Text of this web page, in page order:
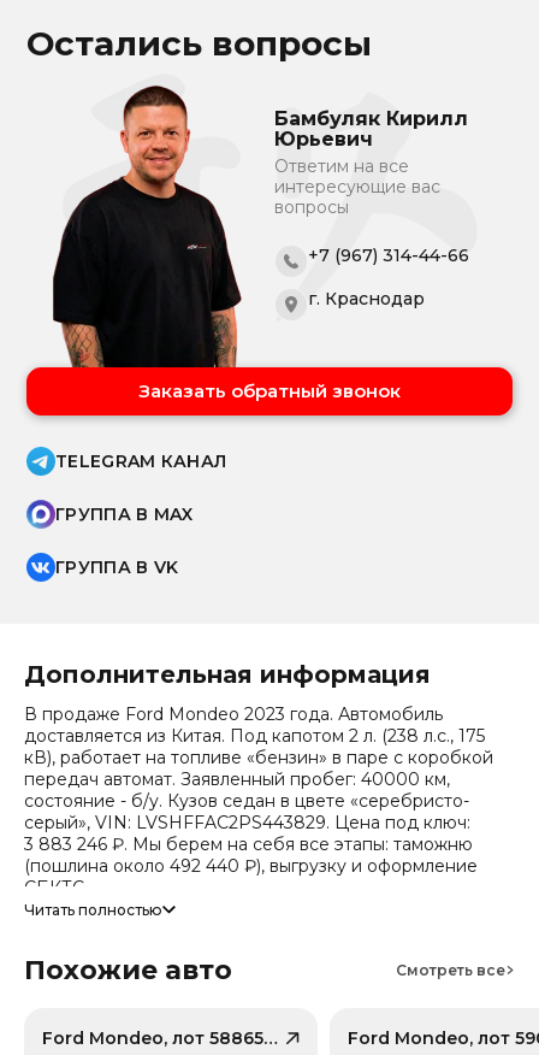
Остались вопросы
Бамбуляк Кирилл
Юрьевич
Ответим на все
интересующие вас
вопросы
+7 (967) 314-44-66
г. Краснодар
Заказать обратный звонок
TELEGRAM КАНАЛ
ГРУППА В MAX
ГРУППА В VK
Дополнительная информация
В продаже Ford Mondeo 2023 года. Автомобиль
доставляется из Китая. Под капотом 2 л. (238 л.с., 175
кВ), работает на топливе «бензин» в паре с коробкой
передач автомат. Заявленный пробег: 40000 км,
состояние - б/у. Кузов седан в цвете «серебристо-
серый», VIN: LVSHFFAC2PS443829. Цена под ключ:
3 883 246 ₽. Мы берем на себя все этапы: таможню
(пошлина около 492 440 ₽), выгрузку и оформление
СБКТС.
отчет об авто и смету доставки. Мы на связи 24/7.
снижение 15.6%). Важно: расчет без учета пошлин и
Читать полностью
Похожие авто Смотреть все
Ford Mondeo, лот 58865905